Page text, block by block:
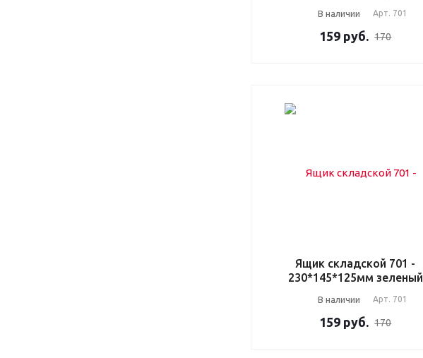
В наличии Арт. 701
159 руб. 170
Ящик складской 701 -
230*145*125мм зеленый
В наличии Арт. 701
159 руб. 170